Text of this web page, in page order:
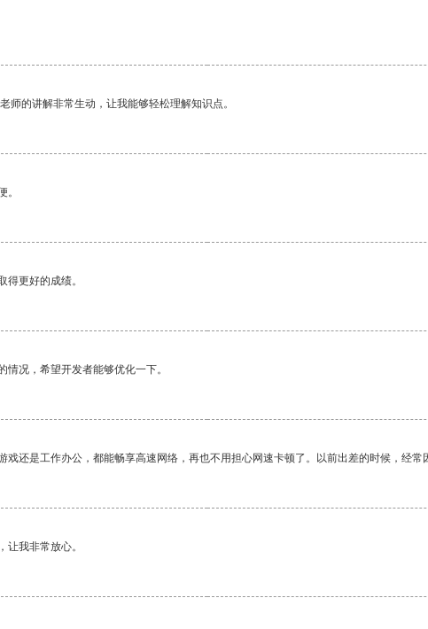
的讲解非常生动，让我能够轻松理解知识点。
。
更好的成绩。
况，希望开发者能够优化一下。
还是工作办公，都能畅享高速网络，再也不用担心网速卡顿了。以前出差的时候，经
我非常放心。